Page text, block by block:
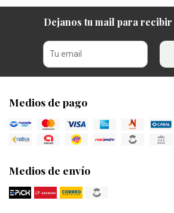
Dejanos tu mail para recibir
Medios de pago
Medios de envío